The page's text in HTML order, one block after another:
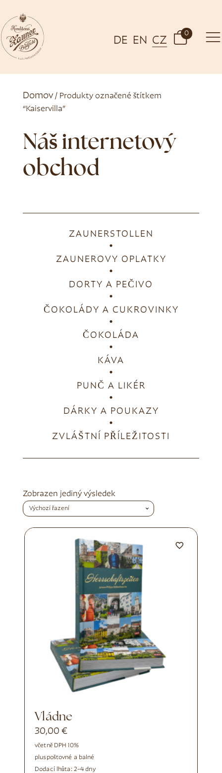
DE EN CZ
0
Domov/ Produkty označené štítkem
“Kaiservilla”
Náš internetový
obchod
ZAUNERSTOLLEN
ZAUNEROVY OPLATKY
DORTY A PEČIVO
ČOKOLÁDY A CUKROVINKY
ČOKOLÁDA
KÁVA
PUNČ A LIKÉR
DÁRKY A POUKAZY
ZVLÁŠTNÍ PŘÍLEŽITOSTI
Zobrazen jediný výsledek
Vládne
30,00€
včetně DPH 10%
pluspoštovné a balné
Dodací lhůta: 2–4 dny